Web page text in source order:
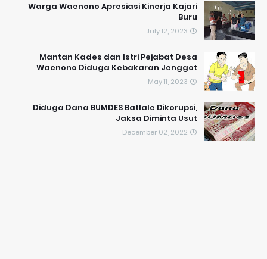
Warga Waenono Apresiasi Kinerja Kajari
Buru
July 12, 2023
Mantan Kades dan Istri Pejabat Desa
Waenono Diduga Kebakaran Jenggot
May 11, 2023
Diduga Dana BUMDES Batlale Dikorupsi,
Jaksa Diminta Usut
December 02, 2022